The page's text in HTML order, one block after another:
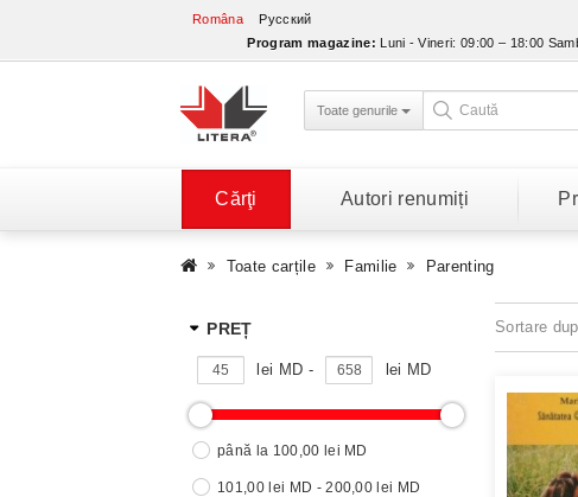
Româna
Русский
Program magazine: Luni - Vineri: 09:00 – 18:00
Toate genurile
Cărţi Autori renumiți
Toate carțile Familie Parenting
PREȚ
lei MD - lei MD
până la 100,00 lei MD
101,00 lei MD - 200,00 lei MD
Sortare